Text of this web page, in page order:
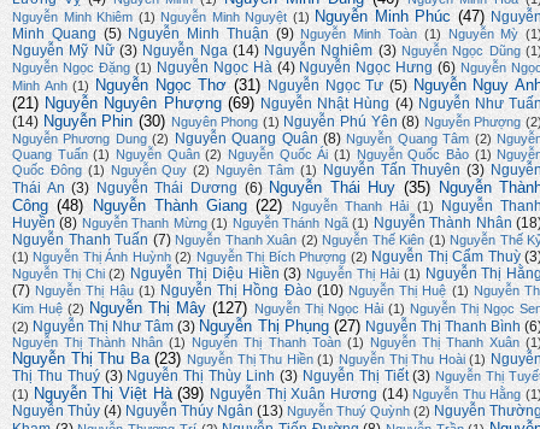
Nguyễn Minh Khiêm (1) Nguyễn Minh Nguyệt (1) Nguyễn Minh Phúc (47)
Minh Quang (5) Nguyễn Minh Thuận (9) Nguyễn Minh Toàn (1) Nguyễn Mỳ
Nguyễn Mỹ Nữ (3) Nguyễn Nga (14) Nguyễn Nghiêm (3) Nguyễn Ngọc Dũng
Nguyễn Ngọc Đặng (1) Nguyễn Ngọc Hà (4) Nguyễn Ngọc Hưng (6) Nguyễn
Minh Anh (1) Nguyễn Ngọc Thơ (31) Nguyễn Ngọc Tư (5) Nguyễn Nguy
(21) Nguyễn Nguyên Phượng (69) Nguyễn Nhật Hùng (4) Nguyễn Như
(14) Nguyễn Phin (30) Nguyên Phong (1) Nguyễn Phú Yên (8) Nguyễn Phượng
Nguyễn Phương Dung (2) Nguyễn Quang Quân (8) Nguyễn Quang Tâm (2)
Quang Tuấn (1) Nguyễn Quân (2) Nguyễn Quốc Ái (1) Nguyễn Quốc Bảo (1)
Quốc Đông (1) Nguyễn Quy (2) Nguyên Tâm (1) Nguyễn Tấn Thuyên (3)
Thái An (3) Nguyễn Thái Dương (6) Nguyễn Thái Huy (35)
Nguyễn
Công (48) Nguyễn Thành Giang (22) Nguyễn Thanh Hải (1)
Nguyễn
Huyền (8) Nguyễn Thanh Mừng (1) Nguyễn Thánh Ngã (1) Nguyễn Thành Nhân
Nguyễn Thanh Tuấn (7) Nguyễn Thanh Xuân (2) Nguyễn Thế Kiên (1) Nguyễn Thế
(1) Nguyễn Thị Ánh Huỳnh (2) Nguyễn Thị Bích Phượng (2) Nguyễn Thị Cẩm Thuỳ
Nguyễn Thị Chi (2) Nguyễn Thị Diệu Hiền (3) Nguyễn Thị Hải (1) Nguyễn Thị
(7) Nguyễn Thị Hậu (1) Nguyễn Thị Hồng Đào (10) Nguyễn Thị Huệ (1) Nguyễn
Kim Huệ (2) Nguyễn Thị Mây (127) Nguyễn Thị Ngọc Hải (1) Nguyễn Thị Ngọc
(2) Nguyễn Thị Như Tâm (3) Nguyễn Thị Phụng (27) Nguyễn Thị Thanh Bình
Nguyễn Thị Thành Nhân (1) Nguyễn Thị Thanh Toàn (1) Nguyễn Thị Thanh Xuân
Nguyễn Thị Thu Ba (23) Nguyễn Thị Thu Hiền (1) Nguyễn Thị Thu Hoài (1)
Thị Thu Thuý (3) Nguyễn Thị Thùy Linh (3) Nguyễn Thị Tiết (3) Nguyễn Thị
(1) Nguyễn Thị Việt Hà (39) Nguyễn Thị Xuân Hương (14) Nguyễn Thu Hằng
Nguyễn Thủy (4) Nguyễn Thúy Ngân (13) Nguyễn Thuý Quỳnh (2) Nguyễn